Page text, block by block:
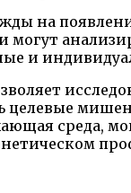
на
и
целевые
среда,